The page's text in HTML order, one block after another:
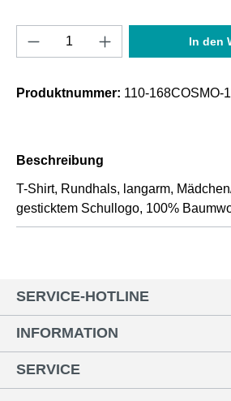
Produkt Anzahl: Gib den
In den
Produktnummer: 110-168COSMO-
Beschreibung
T-Shirt, Rundhals, langarm,
gesticktem Schullogo, 100%
SERVICE-HOTLINE
INFORMATION
SERVICE